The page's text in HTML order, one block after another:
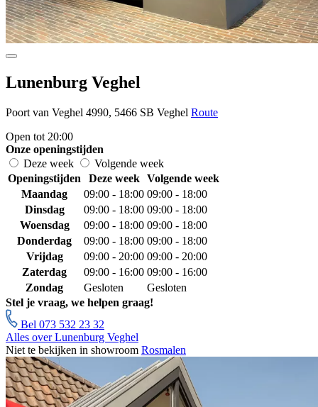
Lunenburg Veghel
Poort van Veghel 4990, 5466 SB Veghel Route
Open tot 20:00
Onze openingstijden
Deze week
Volgende week
Openingstijden
Deze week
Volgende week
Maandag
09:00 - 18:00 09:00 - 18:00
Dinsdag
09:00 - 18:00 09:00 - 18:00
Woensdag
09:00 - 18:00 09:00 - 18:00
Donderdag
09:00 - 18:00 09:00 - 18:00
Vrijdag
09:00 - 20:00 09:00 - 20:00
Zaterdag
09:00 - 16:00 09:00 - 16:00
Zondag
Gesloten
Gesloten
Stel je vraag, we helpen graag!
Bel 073 532 23 32
Alles over Lunenburg Veghel
Niet te bekijken in showroom Rosmalen